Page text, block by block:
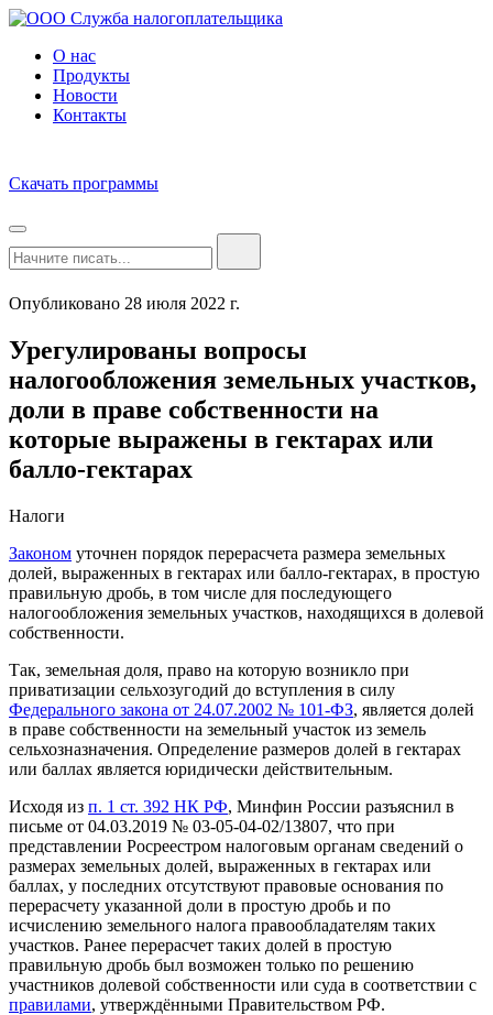
О нас
Продукты
Новости
Контакты
Скачать программы
Опубликовано 28 июля 2022 г.
Урегулированы вопросы
налогообложения земельных участков,
доли в праве собственности на
которые выражены в гектарах или
балло-гектарах
Налоги
Законом уточнен порядок перерасчета размера земельных
долей, выраженных в гектарах или балло-гектарах, в простую
правильную дробь, в том числе для последующего
налогообложения земельных участков, находящихся в долевой
собственности.
Так, земельная доля, право на которую возникло при
приватизации сельхозугодий до вступления в силу
Федерального закона от 24.07.2002 № 101-ФЗ, является долей
в праве собственности на земельный участок из земель
сельхозназначения. Определение размеров долей в гектарах
или баллах является юридически действительным.
Исходя из п. 1 ст. 392 НК РФ, Минфин России разъяснил в
письме от 04.03.2019 № 03-05-04-02/13807, что при
представлении Росреестром налоговым органам сведений о
размерах земельных долей, выраженных в гектарах или
баллах, у последних отсутствуют правовые основания по
перерасчету указанной доли в простую дробь и по
исчислению земельного налога правообладателям таких
участков. Ранее перерасчет таких долей в простую
правильную дробь был возможен только по решению
участников долевой собственности или суда в соответствии с
правилами, утверждёнными Правительством РФ.